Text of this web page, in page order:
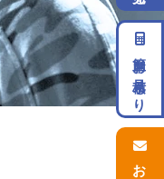
簡単お見積もり